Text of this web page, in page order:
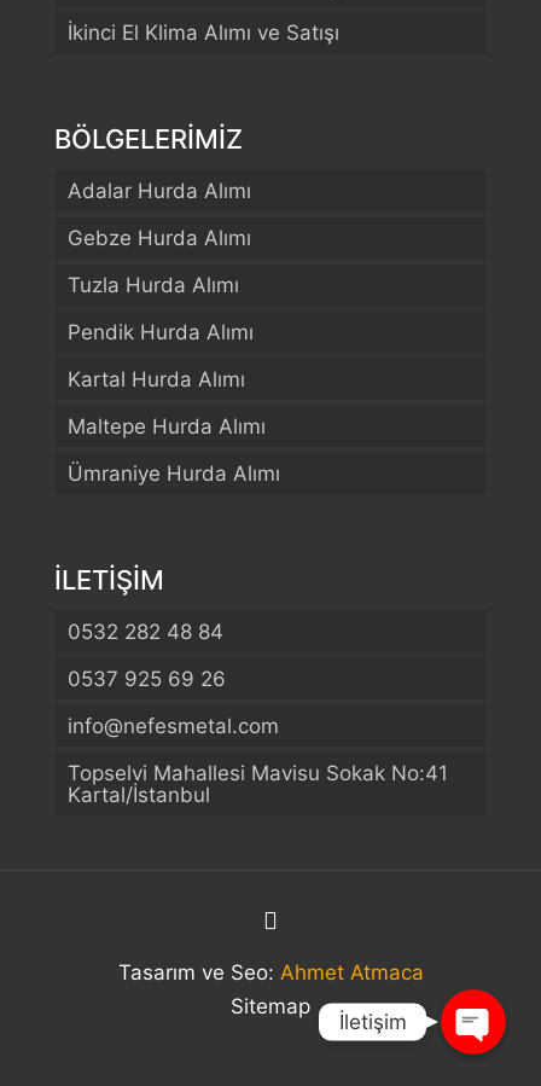
İkinci El Klima Alımı ve Satışı
BÖLGELERİMİZ
Adalar Hurda Alımı
Gebze Hurda Alımı
Tuzla Hurda Alımı
Pendik Hurda Alımı
Kartal Hurda Alımı
Maltepe Hurda Alımı
Ümraniye Hurda Alımı
İLETİŞİM
0532 282 48 84
0537 925 69 26
info@nefesmetal.com
Topselvi Mahallesi Mavisu Sokak No:41
Kartal/İstanbul
Tasarım ve Seo: Ahmet Atmaca
Sitemap
Telefon
İletişim